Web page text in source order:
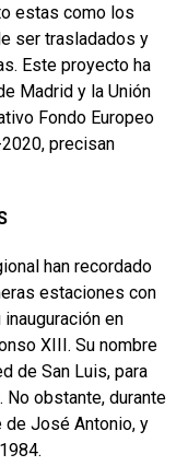
estas como los
ser trasladados y
Este proyecto ha
Madrid y la Unión
Fondo Europeo
precisan
han recordado
estaciones con
en
XIII. Su nombre
de San Luis, para
No obstante, durante
de José Antonio, y